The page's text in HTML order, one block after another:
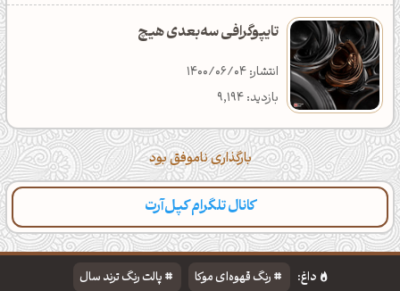
تایپوگرافی سه‌بعدی هیچ
انتشار: 1400/06/04
بازدید: 9,194
بارگذاری ناموفق بود
کانال تلگرام کپل‌آرت
داغ: رنگ قهوه‌ای موکا
پالت رنگ ترند سال